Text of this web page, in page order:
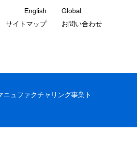
English
サイトマップ
Global
お問い合わせ
ニュファクチャリング事業ト